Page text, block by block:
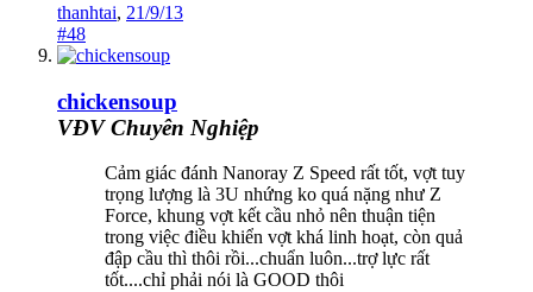
thanhtai, 21/9/13
#48
chickensoup
VĐV Chuyên Nghiệp
Cảm giác đánh Nanoray Z Speed rất tốt, vợt tuy
trọng lượng là 3U nhứng ko quá nặng như Z
Force, khung vợt kết cầu nhỏ nên thuận tiện
trong việc điều khiển vợt khá linh hoạt, còn quả
đập cầu thì thôi rồi...chuẩn luôn...trợ lực rất
tốt....chỉ phải nói là GOOD thôi